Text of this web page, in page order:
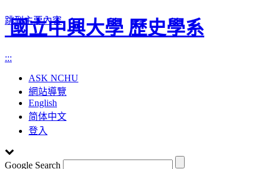
跳到主要內容
國立中興大學 歷史學系
:::
ASK NCHU
網站導覽
English
简体中文
登入
Google Search